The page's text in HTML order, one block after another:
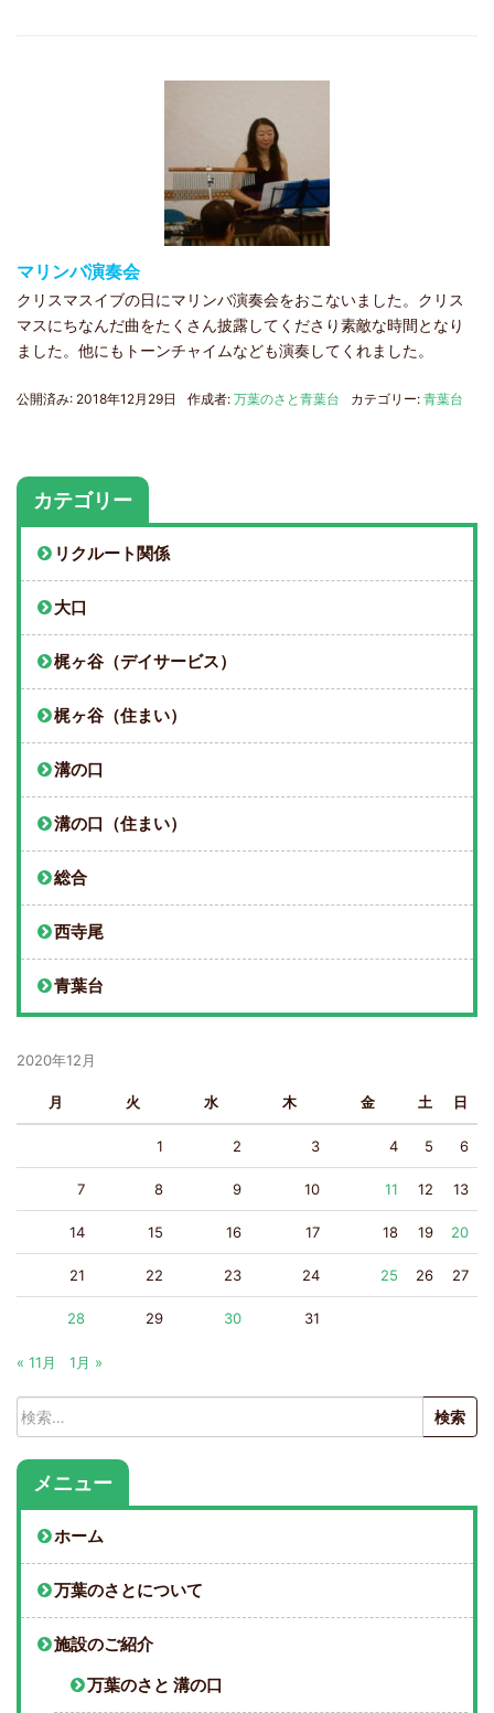
マリンバ演奏会
クリスマスイブの日にマリンバ演奏会をおこないました。クリス
マスにちなんだ曲をたくさん披露してくださり素敵な時間となり
ました。他にもトーンチャイムなども演奏してくれました。
公開済み: 2018年12月29日 作成者: 万葉のさと青葉台 カテゴリー: 青葉台
カテゴリー
リクルート関係
大口
梶ヶ谷（デイサービス）
梶ヶ谷（住まい）
溝の口
溝の口（住まい）
総合
西寺尾
青葉台
2020年12月
月 火 水 木 金 土 日
1 2 3 4 5 6
7 8 9 10 11 12 13
14 15 16 17 18 19 20
21 22 23 24 25 26 27
28 29 30 31
« 11月 1月 »
検
索:
メニュー
ホーム
万葉のさとについて
施設のご紹介
万葉のさと 溝の口